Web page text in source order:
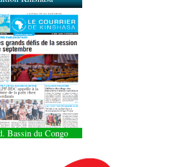
Bassin du Congo